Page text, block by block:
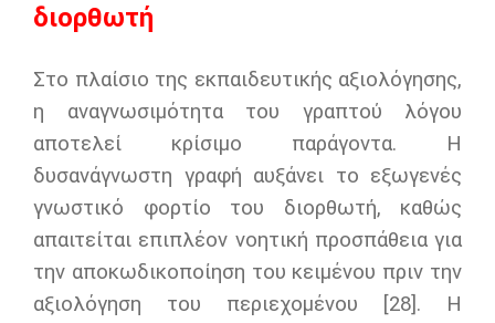
διορθωτή
Στο πλαίσιο της εκπαιδευτικής αξιολόγησης,
η αναγνωσιμότητα του γραπτού λόγου
αποτελεί κρίσιμο παράγοντα. Η
δυσανάγνωστη γραφή αυξάνει το εξωγενές
γνωστικό φορτίο του διορθωτή, καθώς
απαιτείται επιπλέον νοητική προσπάθεια για
την αποκωδικοποίηση του κειμένου πριν την
αξιολόγηση του περιεχομένου [28]. Η